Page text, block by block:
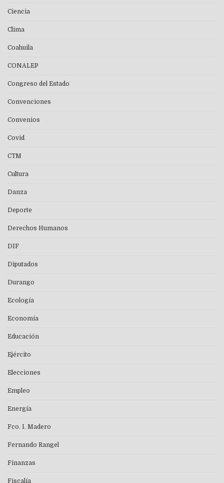
Ciencia
Clima
Coahuila
CONALEP
Congreso del Estado
Convenciones
Convenios
Covid
CTM
Cultura
Danza
Deporte
Derechos Humanos
DIF
Diputados
Durango
Ecología
Economía
Educación
Ejército
Elecciones
Empleo
Energía
Fco. I. Madero
Fernando Rangel
Finanzas
Fiscalía